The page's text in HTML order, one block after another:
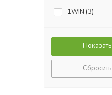
1WIN (3)
Сбросить